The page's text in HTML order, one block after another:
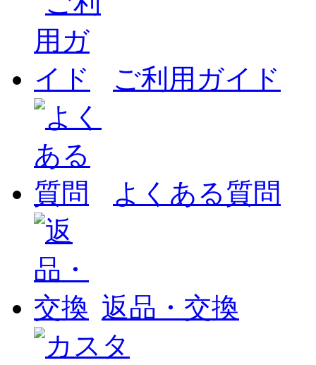
ご利用ガイド
よくある質問
返品・交換